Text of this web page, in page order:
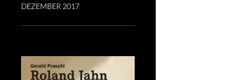
DEZEMBER 2017